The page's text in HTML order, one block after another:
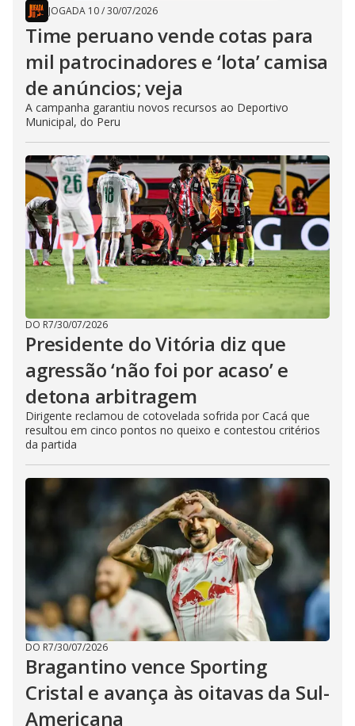
JOGADA 10/30/07/2026
Time peruano vende cotas para
mil patrocinadores e ‘lota’ camisa
de anúncios; veja
A campanha garantiu novos recursos ao Deportivo
Municipal, do Peru
DO R7/30/07/2026
Presidente do Vitória diz que
agressão ‘não foi por acaso’ e
detona arbitragem
Dirigente reclamou de cotovelada sofrida por Cacá que
resultou em cinco pontos no queixo e contestou critérios
da partida
DO R7/30/07/2026
Bragantino vence Sporting
Cristal e avança às oitavas da Sul-
Americana